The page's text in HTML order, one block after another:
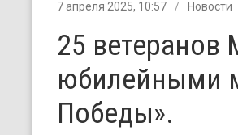
7 апреля 2025, 10:57 Новости
25
юбилейными
Победы».